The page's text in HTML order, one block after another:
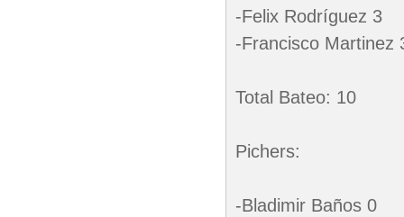
-Felix Rodríguez 3
-Francisco Martinez
Total Bateo: 10
Pichers:
-Bladimir Baños 0